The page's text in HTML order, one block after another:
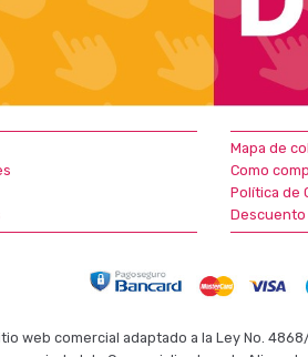
Mapa de
Como
Política de
web comercial adaptado a la Ley No.